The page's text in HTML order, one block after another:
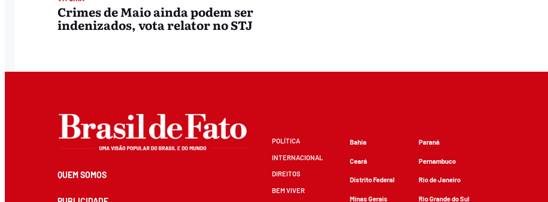
Crimes de Maio ainda podem ser
indenizados, vota relator no STJ
QUEM SOMOS
POLÍTICA
INTERNACIONAL
DIREITOS
BEM VIVER
Bahia
Ceará
Distrito Federal
Minas Gerais
Paraná
Pernambuco
Rio de Janeiro
Rio Grande do Sul